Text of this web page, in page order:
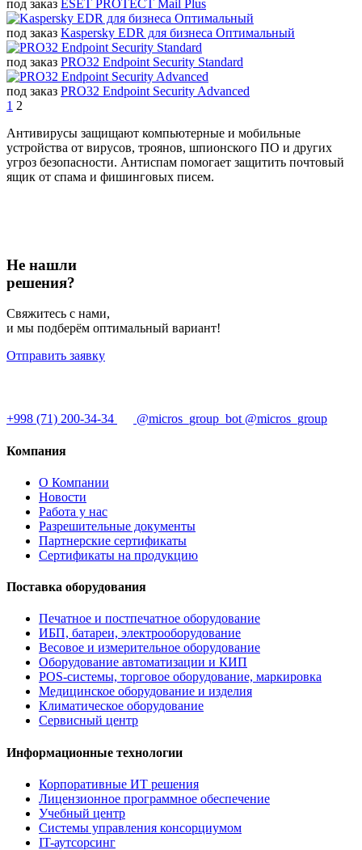
под заказ ESET PROTECT Mail Plus
под заказ Kaspersky EDR для бизнеса Оптимальный
под заказ PRO32 Endpoint Security Standard
под заказ PRO32 Endpoint Security Advanced
1 2
Антивирусы защищают компьютерные и мобильные
устройства от вирусов, троянов, шпионского ПО и других
угроз безопасности. Антиспам помогает защитить почтовый
ящик от спама и фишинговых писем.
Не нашли
решения?
Свяжитесь с нами,
и мы подберём оптимальный вариант!
Отправить заявку
+998 (71) 200-34-34 @micros_group_bot @micros_group
Компания
О Компании
Новости
Работа у нас
Разрешительные документы
Партнерские сертификаты
Сертификаты на продукцию
Поставка оборудования
Печатное и постпечатное оборудование
ИБП, батареи, электрооборудование
Весовое и измерительное оборудование
Оборудование автоматизации и КИП
POS-системы, торговое оборудование, маркировка
Медицинское оборудование и изделия
Климатическое оборудование
Сервисный центр
Информационные технологии
Корпоративные ИТ решения
Лицензионное программное обеспечение
Учебный центр
Системы управления консорциумом
IT-аутсорсинг